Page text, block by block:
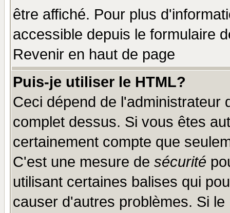
être affiché. Pour plus
accessible depuis le formulaire
Revenir en haut de page
Puis-je utiliser le HTML?
Ceci dépend de l'administrateur
complet dessus. Si vous êtes
certainement compte que
C'est une mesure de sécurité
utilisant certaines balises qui
causer d'autres problèmes. Si